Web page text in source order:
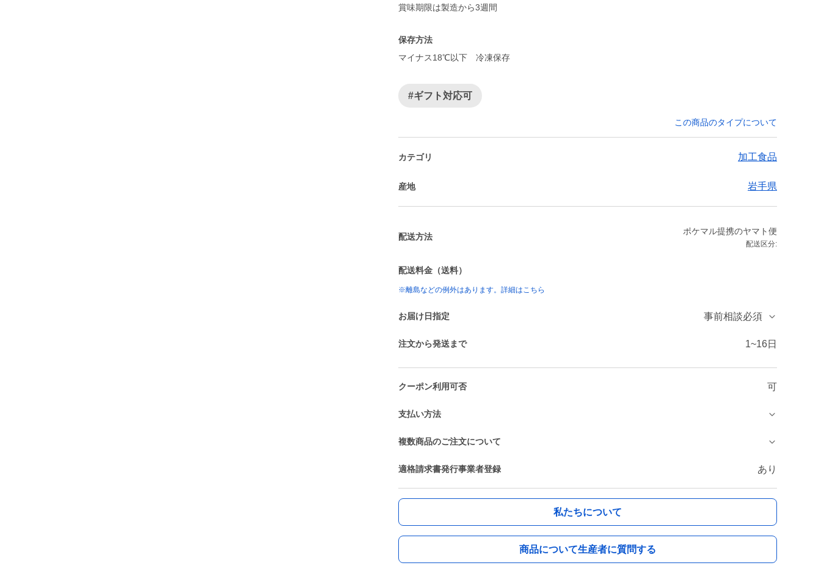
保存方法
マイナス18℃以下 冷凍保存
#ギフト対応可
この商品のタイプについて
カテゴリ 加工食品
産地 岩手県
配送方法
ポケマル提携のヤマト便
配送区分:
配送料金（送料）
※離島などの例外はあります。詳細はこちら
お届け日指定 事前相談必須
注文から発送まで 1~16日
クーポン利用可否 可
支払い方法
複数商品のご注文について
適格請求書発行事業者登録 あり
私たちについて
商品について生産者に質問する